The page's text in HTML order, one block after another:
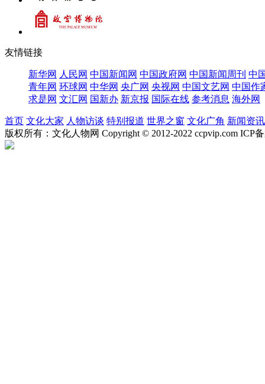
友情链接
新华网 人民网 中国新闻网 中国政府网 中国新闻周刊 中
青年网 环球网 中华网 央广网 央视网 中国文艺网 中国作
求是网 文汇网 国新办 新京报 国际在线 参考消息 海外网
首页 文化大家 人物访谈 特别报道 世界之窗 文化广角 新闻资讯
版权所有：文化人物网 Copyright © 2012-2022 ccpvip.com ICP